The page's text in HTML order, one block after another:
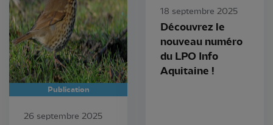
Publication
26 septembre 2025
18 septembre 2025
Découvrez le
nouveau numéro
du LPO Info
Aquitaine !